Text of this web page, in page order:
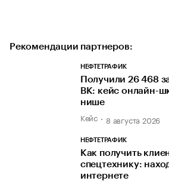
Рекомендации партнеров:
НЕФТЕТРАФИК
Получили 26 468
ВК: кейс онлайн-
нише
Кейс 8 августа 2026
НЕФТЕТРАФИК
Как получить
спецтехнику:
интернете